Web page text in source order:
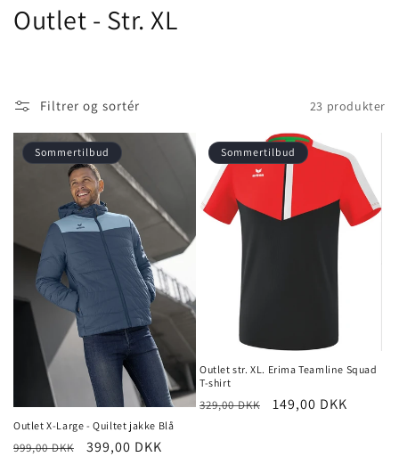
K
l
e
o
Outlet - Str. XL
Filtrer og sortér 23 produkter
Sommertilbud
Outlet X-Large - Quiltet jakke Blå
Normalpris
999,00 DKK Udsalgspris
399,00 DKK
Sommertilbud
Outlet str. XL. Erima Teamline Squad
T-shirt
Normalpris
329,00 DKK Udsalgspris
149,00 DKK